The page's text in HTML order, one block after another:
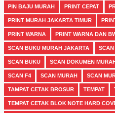
PIN BAJU MURAH PRINT CEPAT
PRINT MURAH JAKARTA TIMUR
PRINT WARNA PRINT WARNA DAN
SCAN BUKU MURAH JAKARTA
SCAN BUKU SCAN DOKUMEN
SCAN F4 SCAN MURAH SCAN
TAMPAT CETAK BROSUR TEMPAT
TEMPAT CETAK BLOK NOTE HARD